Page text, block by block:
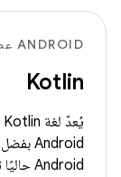
ANDROID عصري
Kotlin
Android حاليًا تجربة من الدرجة الأولى.